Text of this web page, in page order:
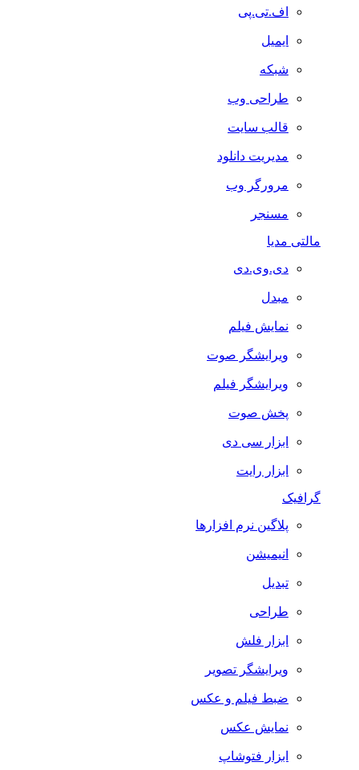
اف.تی.پی
ایمیل
شبکه
طراحی وب
قالب سایت
مدیریت دانلود
مرورگر وب
مسنجر
مالتی مدیا
دی.وی.دی
مبدل
نمایش فیلم
ویرایشگر صوت
ویرایشگر فیلم
پخش صوت
ابزار سی دی
ابزار رایت
گرافیک
پلاگین نرم افزارها
انیمیشن
تبدیل
طراحی
ابزار فلش
ویرایشگر تصویر
ضبط فيلم و عكس
نمایش عکس
ابزار فتوشاپ